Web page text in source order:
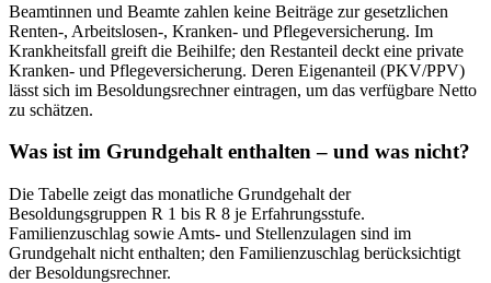
Beamtinnen und Beamte zahlen keine Beiträge zur gesetzlichen
Renten-, Arbeitslosen-, Kranken- und Pflegeversicherung. Im
Krankheitsfall greift die Beihilfe; den Restanteil deckt eine private
Kranken- und Pflegeversicherung. Deren Eigenanteil (PKV/PPV)
lässt sich im Besoldungsrechner eintragen, um das verfügbare Netto
zu schätzen.
Was ist im Grundgehalt enthalten – und was nicht?
Die Tabelle zeigt das monatliche Grundgehalt der
Besoldungsgruppen R 1 bis R 8 je Erfahrungsstufe.
Familienzuschlag sowie Amts- und Stellenzulagen sind im
Grundgehalt nicht enthalten; den Familienzuschlag berücksichtigt
der Besoldungsrechner.